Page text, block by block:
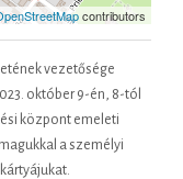
contributors
vezetősége
október 9-én, 8-tól
központ emeleti
a személyi